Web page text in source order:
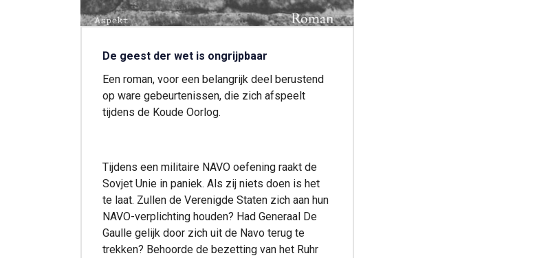
De geest der wet is ongrijpbaar
Een roman, voor een belangrijk deel berustend
op ware gebeurtenissen, die zich afspeelt
tijdens de Koude Oorlog.
Tijdens een militaire NAVO oefening raakt de
Sovjet Unie in paniek. Als zij niets doen is het
te laat. Zullen de Verenigde Staten zich aan hun
NAVO-verplichting houden? Had Generaal De
Gaulle gelijk door zich uit de Navo terug te
trekken? Behoorde de bezetting van het Ruhr